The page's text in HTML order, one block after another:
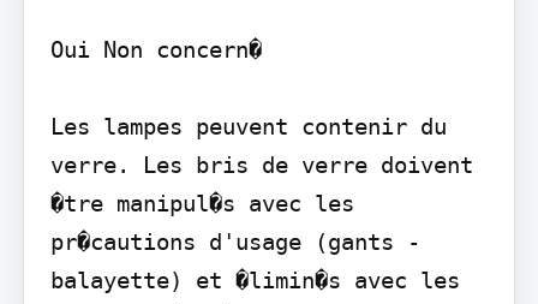
Oui Non concern�
Les lampes peuvent contenir du
verre. Les bris de verre doivent
�tre manipul�s avec les
pr�cautions d'usage (gants -
balayette) et �limin�s avec les